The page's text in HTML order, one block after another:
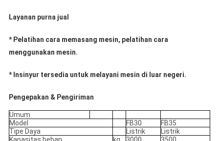
Layanan purna jual
* Pelatihan cara memasang mesin, pelatihan cara
menggunakan mesin.
* Insinyur tersedia untuk melayani mesin di luar negeri.
Pengepakan & Pengiriman
Umum
Model
FB30
FB35
Tipe Daya
Listrik
Listrik